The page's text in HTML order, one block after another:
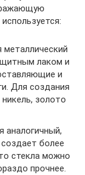
металлический
лаком и
и
Для создания
золото
аналогичный,
более
стекла можно
прочнее.